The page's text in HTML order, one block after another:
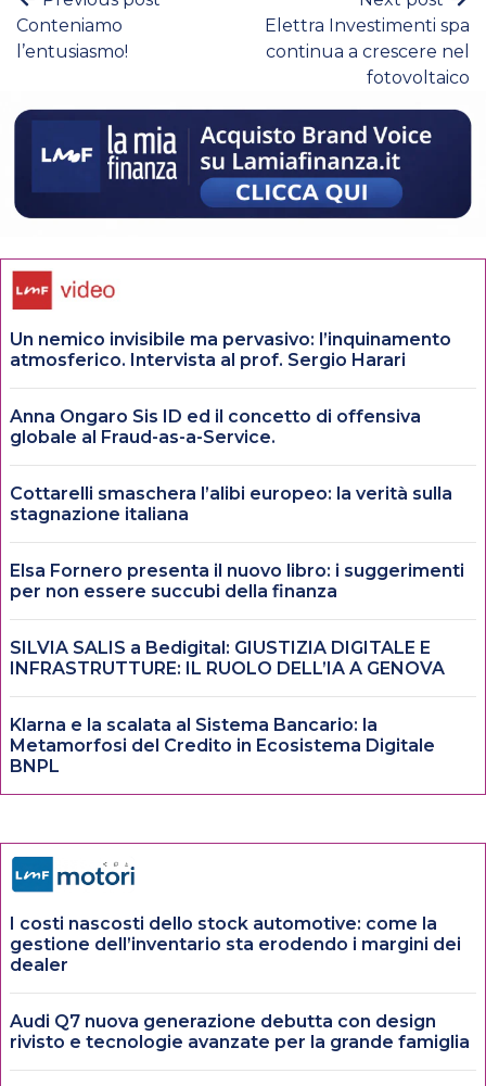
Conteniamo
l’entusiasmo!
Elettra Investimenti spa
continua a crescere nel
fotovoltaico
Un nemico invisibile ma pervasivo: l’inquinamento
atmosferico. Intervista al prof. Sergio Harari
Anna Ongaro Sis ID ed il concetto di offensiva
globale al Fraud-as-a-Service.
Cottarelli smaschera l’alibi europeo: la verità sulla
stagnazione italiana
Elsa Fornero presenta il nuovo libro: i suggerimenti
per non essere succubi della finanza
SILVIA SALIS a Bedigital: GIUSTIZIA DIGITALE E
INFRASTRUTTURE: IL RUOLO DELL’IA A GENOVA
Klarna e la scalata al Sistema Bancario: la
Metamorfosi del Credito in Ecosistema Digitale
BNPL
I costi nascosti dello stock automotive: come la
gestione dell’inventario sta erodendo i margini dei
dealer
Audi Q7 nuova generazione debutta con design
rivisto e tecnologie avanzate per la grande famiglia